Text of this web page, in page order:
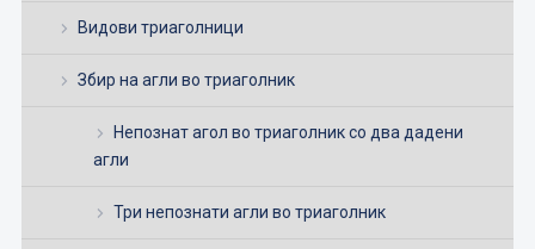
Видови триаголници
Збир на агли во триаголник
Непознат агол во триаголник со два дадени
агли
Три непознати агли во триаголник